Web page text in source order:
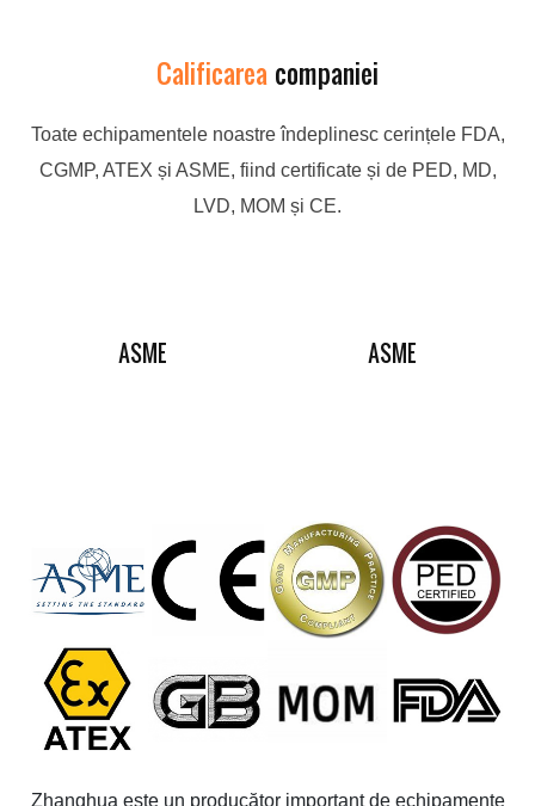
Calificarea companiei
Toate echipamentele noastre îndeplinesc cerințele FDA,
CGMP, ATEX și ASME, fiind certificate și de PED, MD,
LVD, MOM și CE.
ASME ASME
Zhanghua este un producător important de echipamente